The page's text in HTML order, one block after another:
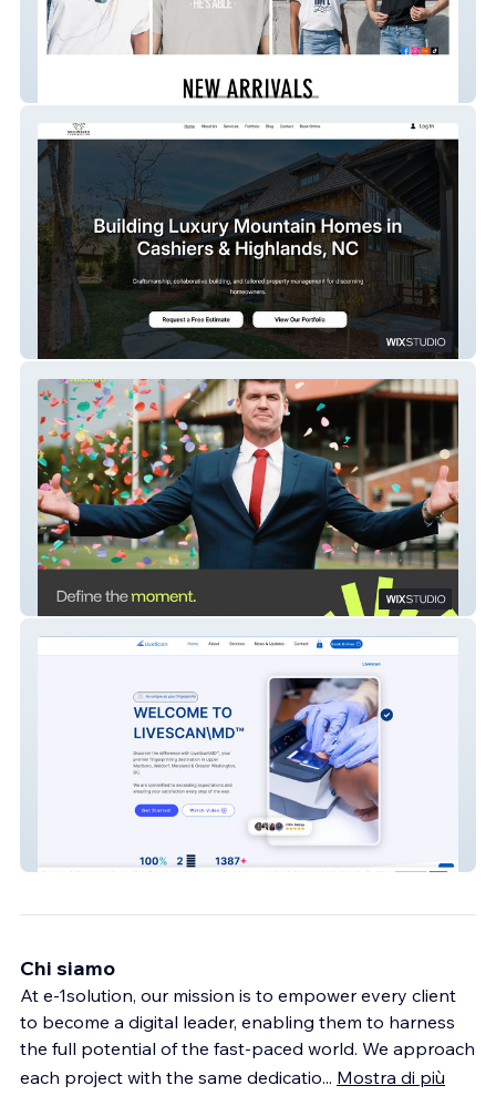
Snowbird Construction
TGI Wildcard
Livescan\MD
Chi siamo
At e-1solution, our mission is to empower every client
to become a digital leader, enabling them to harness
the full potential of the fast-paced world. We approach
each project with the same dedicatio... Mostra di più